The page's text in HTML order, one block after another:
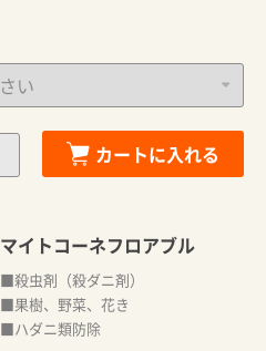
カートに入れる
マイトコーネフロアブル
■殺虫剤（殺ダニ剤）
■果樹、野菜、花き
■ハダニ類防除